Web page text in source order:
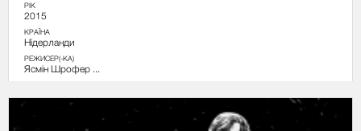
РІК
2015
КРАЇНА
Нідерланди
РЕЖИСЕР(-КА)
Ясмін Шрофер ...